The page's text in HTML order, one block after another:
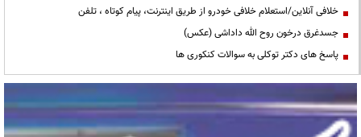
خلافی آنلاین/استعلام خلافی خودرو از طریق اینترنت، پیام کوتاه ، تلفن
جسدغرق درخون روح الله داداشی (عکس)
پاسخ های دکتر توکلی به سوالات کنکوری ها